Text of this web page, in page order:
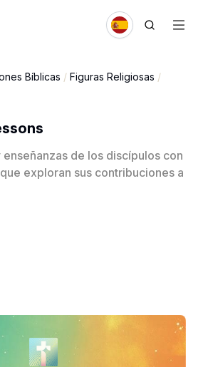
Bíblicas / Figuras Religiosas /
de los discípulos con
exploran sus contribuciones a